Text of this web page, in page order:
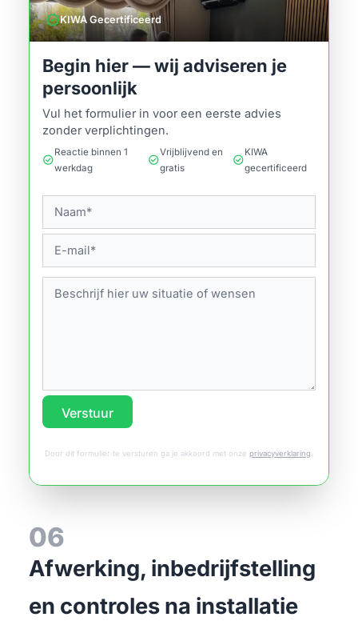
verifiedKIWA Gecertificeerd
Begin hier — wij adviseren je
persoonlijk
Vul het formulier in voor een eerste advies
zonder verplichtingen.
check_circle
Reactie binnen 1
werkdag
check_circle
Vrijblijvend en
gratis
check_circle
KIWA
gecertificeerd
Verstuur
Door dit formulier te versturen ga je akkoord met onze privacyverklaring
06
Afwerking, inbedrijfstelling
en controles na installatie